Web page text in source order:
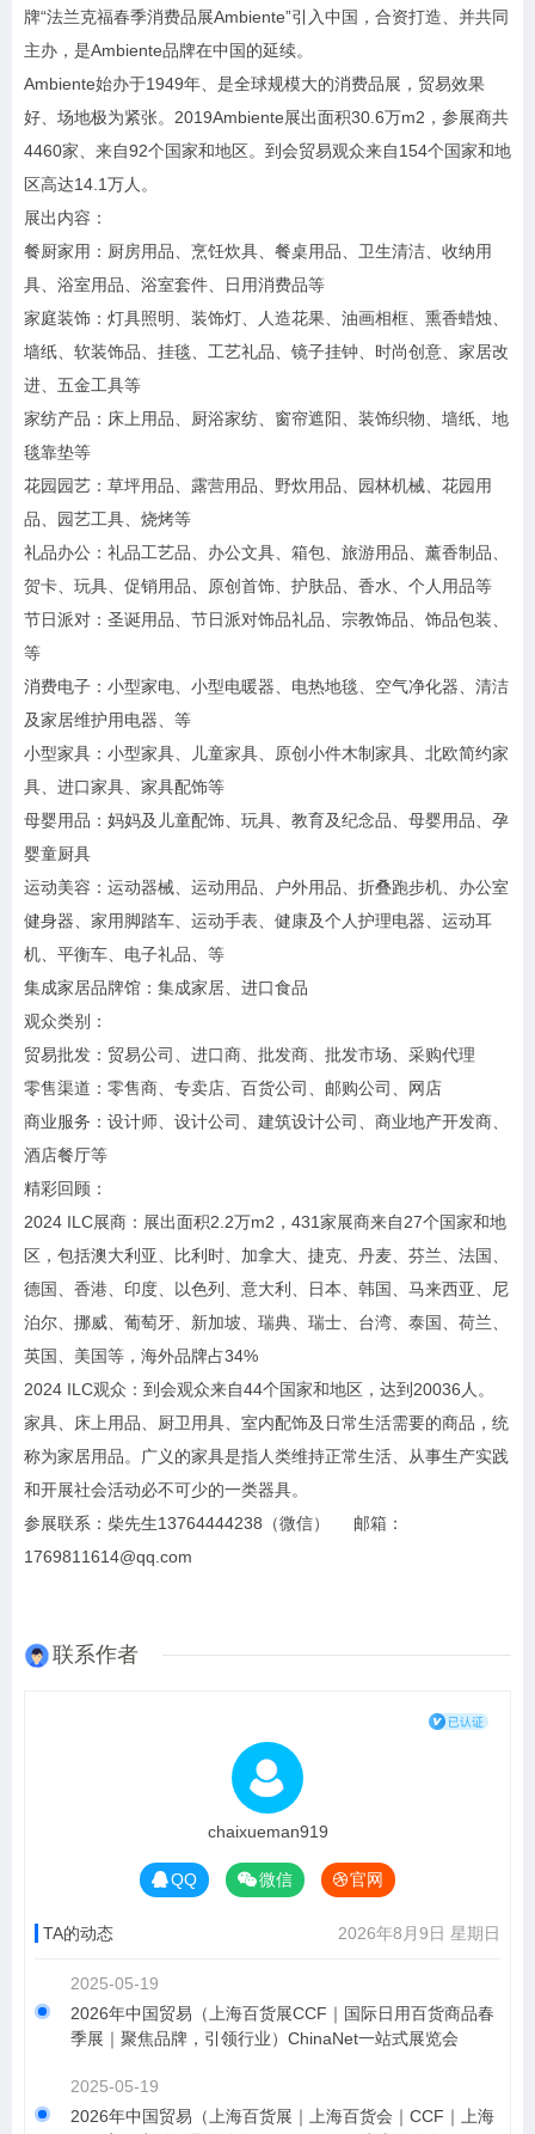
牌“法兰克福春季消费品展Ambiente”引入中国，合资打造、并共同
主办，是Ambiente品牌在中国的延续。
Ambiente始办于1949年、是全球规模大的消费品展，贸易效果
好、场地极为紧张。2019Ambiente展出面积30.6万m2，参展商共
4460家、来自92个国家和地区。到会贸易观众来自154个国家和地
区高达14.1万人。
展出内容：
餐厨家用：厨房用品、烹饪炊具、餐桌用品、卫生清洁、收纳用
具、浴室用品、浴室套件、日用消费品等
家庭装饰：灯具照明、装饰灯、人造花果、油画相框、熏香蜡烛、
墙纸、软装饰品、挂毯、工艺礼品、镜子挂钟、时尚创意、家居改
进、五金工具等
家纺产品：床上用品、厨浴家纺、窗帘遮阳、装饰织物、墙纸、地
毯靠垫等
花园园艺：草坪用品、露营用品、野炊用品、园林机械、花园用
品、园艺工具、烧烤等
礼品办公：礼品工艺品、办公文具、箱包、旅游用品、薰香制品、
贺卡、玩具、促销用品、原创首饰、护肤品、香水、个人用品等
节日派对：圣诞用品、节日派对饰品礼品、宗教饰品、饰品包装、
等
消费电子：小型家电、小型电暖器、电热地毯、空气净化器、清洁
及家居维护用电器、等
小型家具：小型家具、儿童家具、原创小件木制家具、北欧简约家
具、进口家具、家具配饰等
母婴用品：妈妈及儿童配饰、玩具、教育及纪念品、母婴用品、孕
婴童厨具
运动美容：运动器械、运动用品、户外用品、折叠跑步机、办公室
健身器、家用脚踏车、运动手表、健康及个人护理电器、运动耳
机、平衡车、电子礼品、等
集成家居品牌馆：集成家居、进口食品
观众类别：
贸易批发：贸易公司、进口商、批发商、批发市场、采购代理
零售渠道：零售商、专卖店、百货公司、邮购公司、网店
商业服务：设计师、设计公司、建筑设计公司、商业地产开发商、
酒店餐厅等
精彩回顾：
2024 ILC展商：展出面积2.2万m2，431家展商来自27个国家和地
区，包括澳大利亚、比利时、加拿大、捷克、丹麦、芬兰、法国、
德国、香港、印度、以色列、意大利、日本、韩国、马来西亚、尼
泊尔、挪威、葡萄牙、新加坡、瑞典、瑞士、台湾、泰国、荷兰、
英国、美国等，海外品牌占34%
2024 ILC观众：到会观众来自44个国家和地区，达到20036人。
家具、床上用品、厨卫用具、室内配饰及日常生活需要的商品，统
称为家居用品。广义的家具是指人类维持正常生活、从事生产实践
和开展社会活动必不可少的一类器具。
参展联系：柴先生13764444238（微信） 邮箱：
1769811614@qq.com
联系作者
chaixueman919
QQ 微信 官网
TA的动态 2026年8月9日 星期日
2025-05-19
2026年中国贸易（上海百货展CCF｜国际日用百货商品春
季展｜聚焦品牌，引领行业）ChinaNet一站式展览会
2025-05-19
2026年中国贸易（上海百货展｜上海百货会｜CCF｜上海